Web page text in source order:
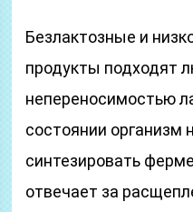
Безлактозные и
продукты подходят
непереносимостью
состоянии организм
синтезировать
отвечает за